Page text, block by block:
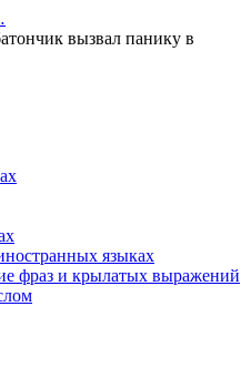
вызвал панику в
языках
фраз и крылатых выражений